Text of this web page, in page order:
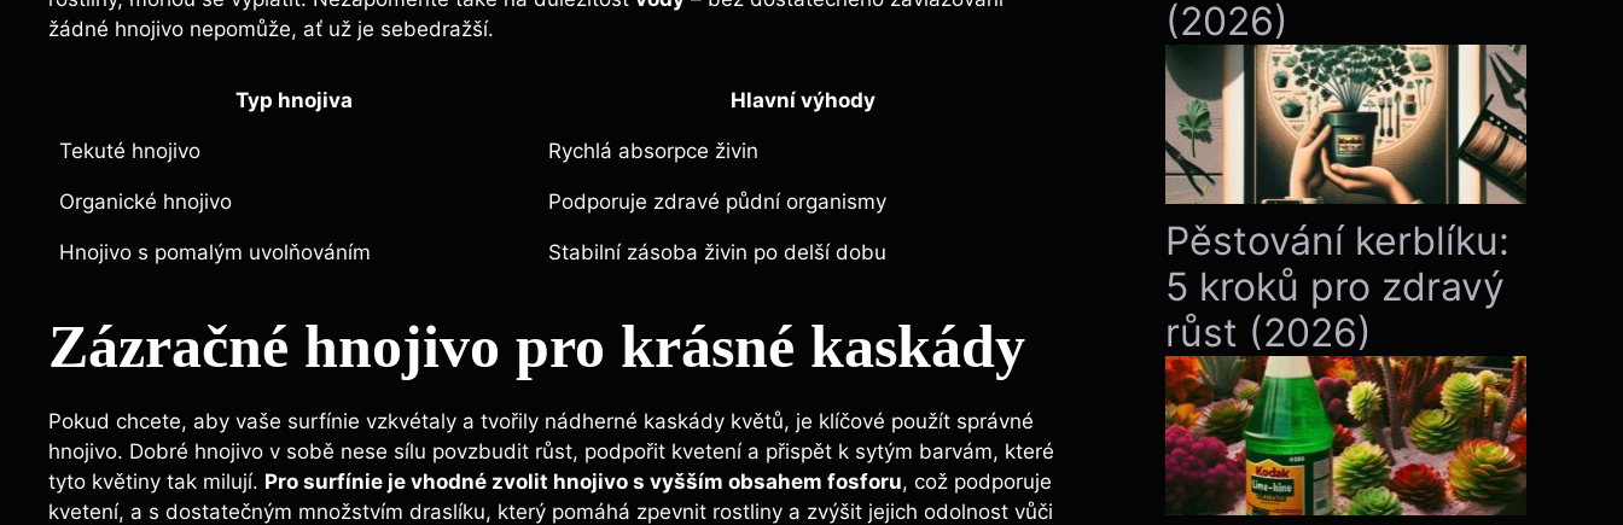
žádné hnojivo nepomůže, ať už je sebedražší.
Typ hnojiva Hlavní výhody
Tekuté hnojivo Rychlá absorpce živin
Organické hnojivo Podporuje ⁢zdravé půdní organismy
Hnojivo s pomalým uvolňováním Stabilní zásoba živin po delší dobu
Zázračné hnojivo pro krásné kaskády
Pokud chcete, aby vaše surfínie vzkvétaly a tvořily nádherné kaskády květů, je klíčové použít správné
hnojivo. Dobré hnojivo ⁣v sobě nese sílu povzbudit‍ růst, podpořit kvetení a přispět k sytým⁣ barvám, které
tyto ​květiny tak milují. Pro surfínie je vhodné zvolit hnojivo s vyšším obsahem fosforu, což podporuje
kvetení, a s dostatečným množstvím draslíku, který pomáhá zpevnit rostliny a ⁢zvýšit jejich odolnost vůči
(2026)
Pěstování kerblíku:
5 kroků pro zdravý
růst (2026)